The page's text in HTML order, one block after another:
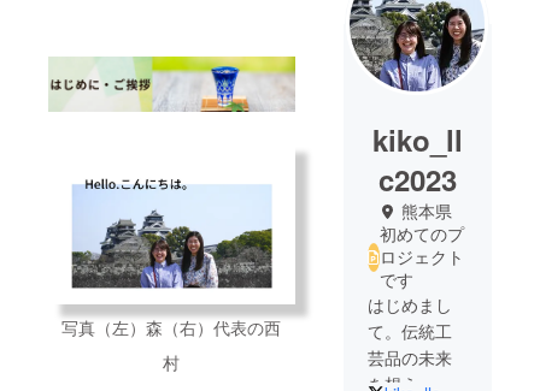
写真（左）森（右）代表の西
村
kiko_ll
c2023
熊本県
初めてのプ
ロジェクト
です
はじめまし
て。伝統工
芸品の未来
を想う、合